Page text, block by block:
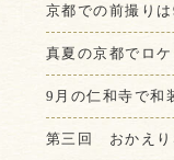
京都での前撮りは
真夏の京都でロケ
9月の仁和寺で和
第三回 おかえり